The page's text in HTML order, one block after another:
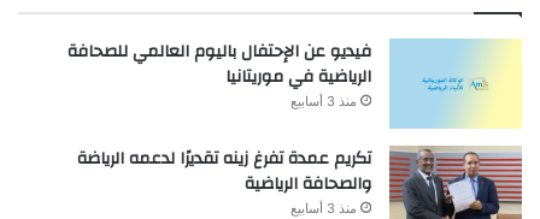
فيديو عن الإحتفال باليوم العالمي للصحافة
الرياضية في موريتانيا
منذ 3 أسابيع
تكريم عمدة تفرغ زينه تقديرًا لدعمه الرياضة
والصحافة الرياضية
منذ 3 أسابيع